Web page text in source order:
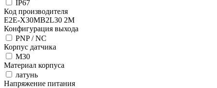
IP67
Код производителя
E2E-X30MB2L30 2M
Конфигурация выхода
PNP / NC
Корпус датчика
М30
Материал корпуса
латунь
Напряжение питания